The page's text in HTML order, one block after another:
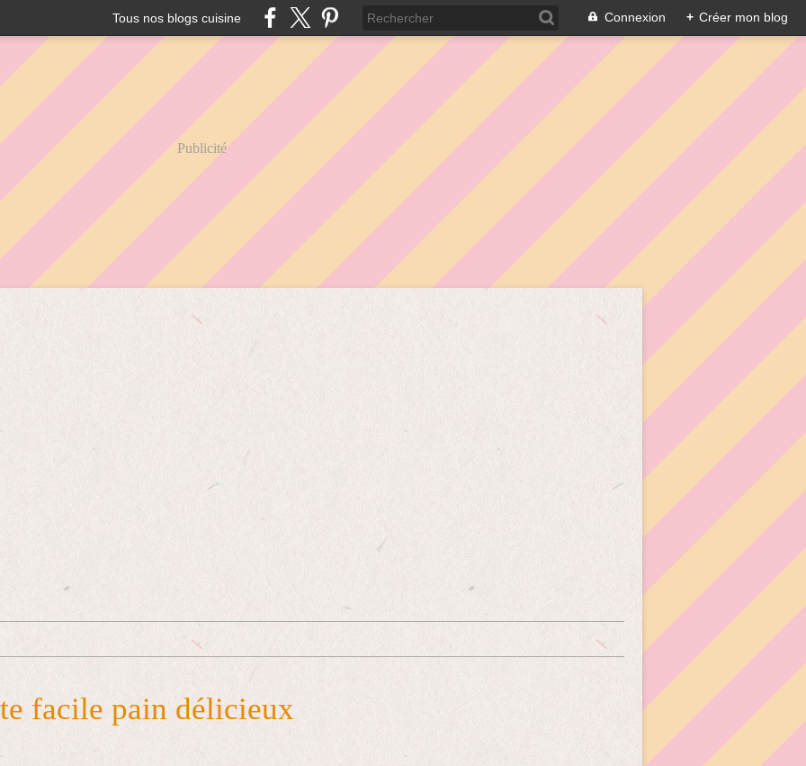
Tous nos blogs cuisine Connexion + Créer mon blog
Publicité
facile pain délicieux